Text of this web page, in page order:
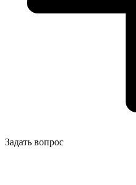
Задать вопрос